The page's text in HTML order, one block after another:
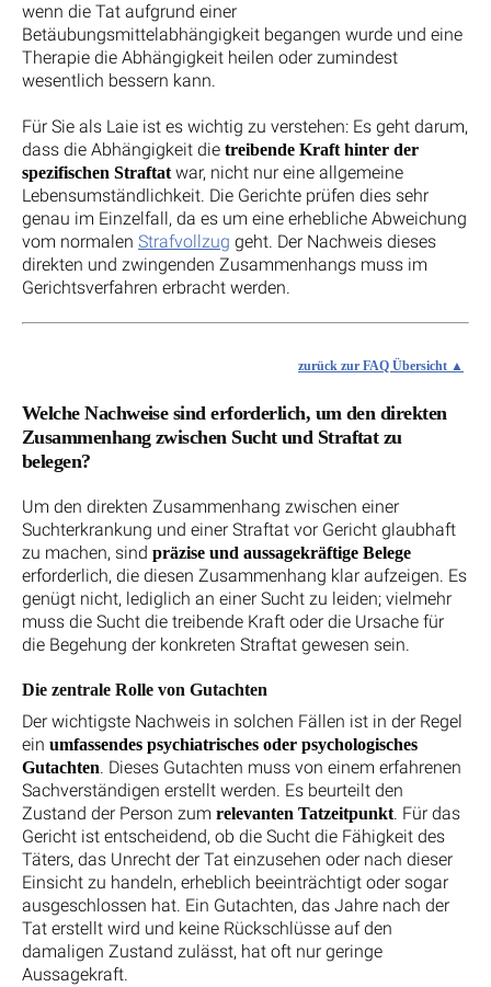
wenn die Tat aufgrund einer
Betäubungsmittelabhängigkeit begangen wurde und eine
Therapie die Abhängigkeit heilen oder zumindest
wesentlich bessern kann.
Für Sie als Laie ist es wichtig zu verstehen: Es geht darum,
dass die Abhängigkeit die treibende Kraft hinter der
spezifischen Straftatwar, nicht nur eine allgemeine
Lebensumständlichkeit. Die Gerichte prüfen dies sehr
genau im Einzelfall, da es um eine erhebliche Abweichung
vom normalen Strafvollzug geht. Der Nachweis dieses
direkten und zwingenden Zusammenhangs muss im
Gerichtsverfahren erbracht werden.
zurück zur FAQ Übersicht
Welche Nachweise sind erforderlich, um den direkten
Zusammenhang zwischen Sucht und Straftat zu
belegen?
Um den direkten Zusammenhang zwischen einer
Suchterkrankung und einer Straftat vor Gericht glaubhaft
zu machen, sind präzise und aussagekräftige Belege
erforderlich, die diesen Zusammenhang klar aufzeigen. Es
genügt nicht, lediglich an einer Sucht zu leiden; vielmehr
muss die Sucht die treibende Kraft oder die Ursache für
die Begehung der konkreten Straftat gewesen sein.
Die zentrale Rolle von Gutachten
Der wichtigste Nachweis in solchen Fällen ist in der Regel
ein umfassendes psychiatrisches oder psychologisches
Gutachten. Dieses Gutachten muss von einem erfahrenen
Sachverständigen erstellt werden. Es beurteilt den
Zustand der Person zum relevanten Tatzeitpunkt. Für das
Gericht ist entscheidend, ob die Sucht die Fähigkeit des
Täters, das Unrecht der Tat einzusehen oder nach dieser
Einsicht zu handeln, erheblich beeinträchtigt oder sogar
ausgeschlossen hat. Ein Gutachten, das Jahre nach der
Tat erstellt wird und keine Rückschlüsse auf den
damaligen Zustand zulässt, hat oft nur geringe
Aussagekraft.